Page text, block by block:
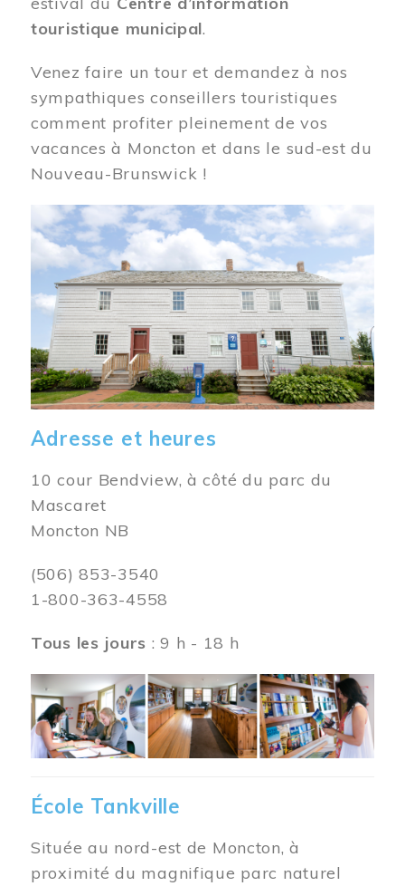
touristique municipal.
Venez faire un tour et demandez à nos
sympathiques conseillers touristiques
comment profiter pleinement de vos
vacances à Moncton et dans le sud-est du
Nouveau-Brunswick !
Image
Adresse et heures
10 cour Bendview, à côté du parc du
Mascaret
Moncton NB
(506) 853-3540
1-800-363-4558
Tous les jours : 9 h - 18 h
Image
École Tankville
Située au nord-est de Moncton, à
proximité du magnifique parc naturel